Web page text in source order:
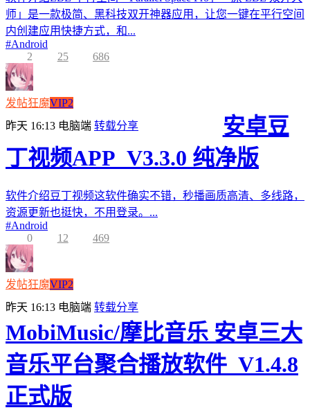
师」是一款极简、黑科技双开神器应用，让您一键在平行空间
内创建应用快捷方式，和...
#Android
2
25 686
发帖狂魔VIP2
昨天 16:13 电脑端 转载分享
安卓豆
丁视频APP_V3.3.0 纯净版
软件介绍豆丁视频这软件确实不错，秒播画质高清、多线路，
资源更新也挺快，不用登录。...
#Android
0
12 469
发帖狂魔VIP2
昨天 16:13 电脑端 转载分享
MobiMusic/摩比音乐 安卓三大
音乐平台聚合播放软件_V1.4.8
正式版